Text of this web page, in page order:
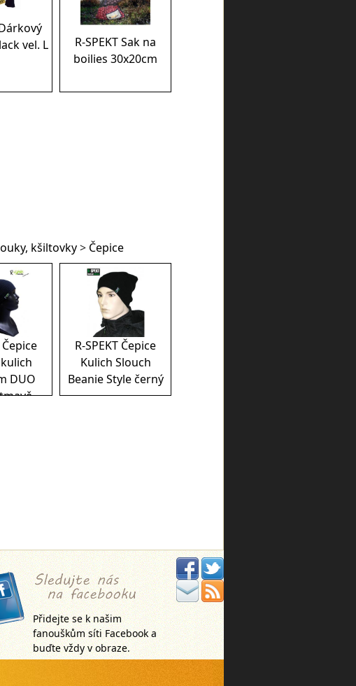
vel. L
R-SPEKT Sak na
boilies 30x20cm
kšiltovky> Čepice
Čepice
DUO
R-SPEKT Čepice
Kulich Slouch
Beanie Style černý
Přidejte se k našim
fanouškům síti Facebook a
buďte vždy v obraze.